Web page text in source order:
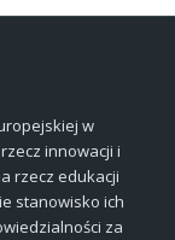
w
innowacji i
rzecz edukacji
stanowisko ich
za